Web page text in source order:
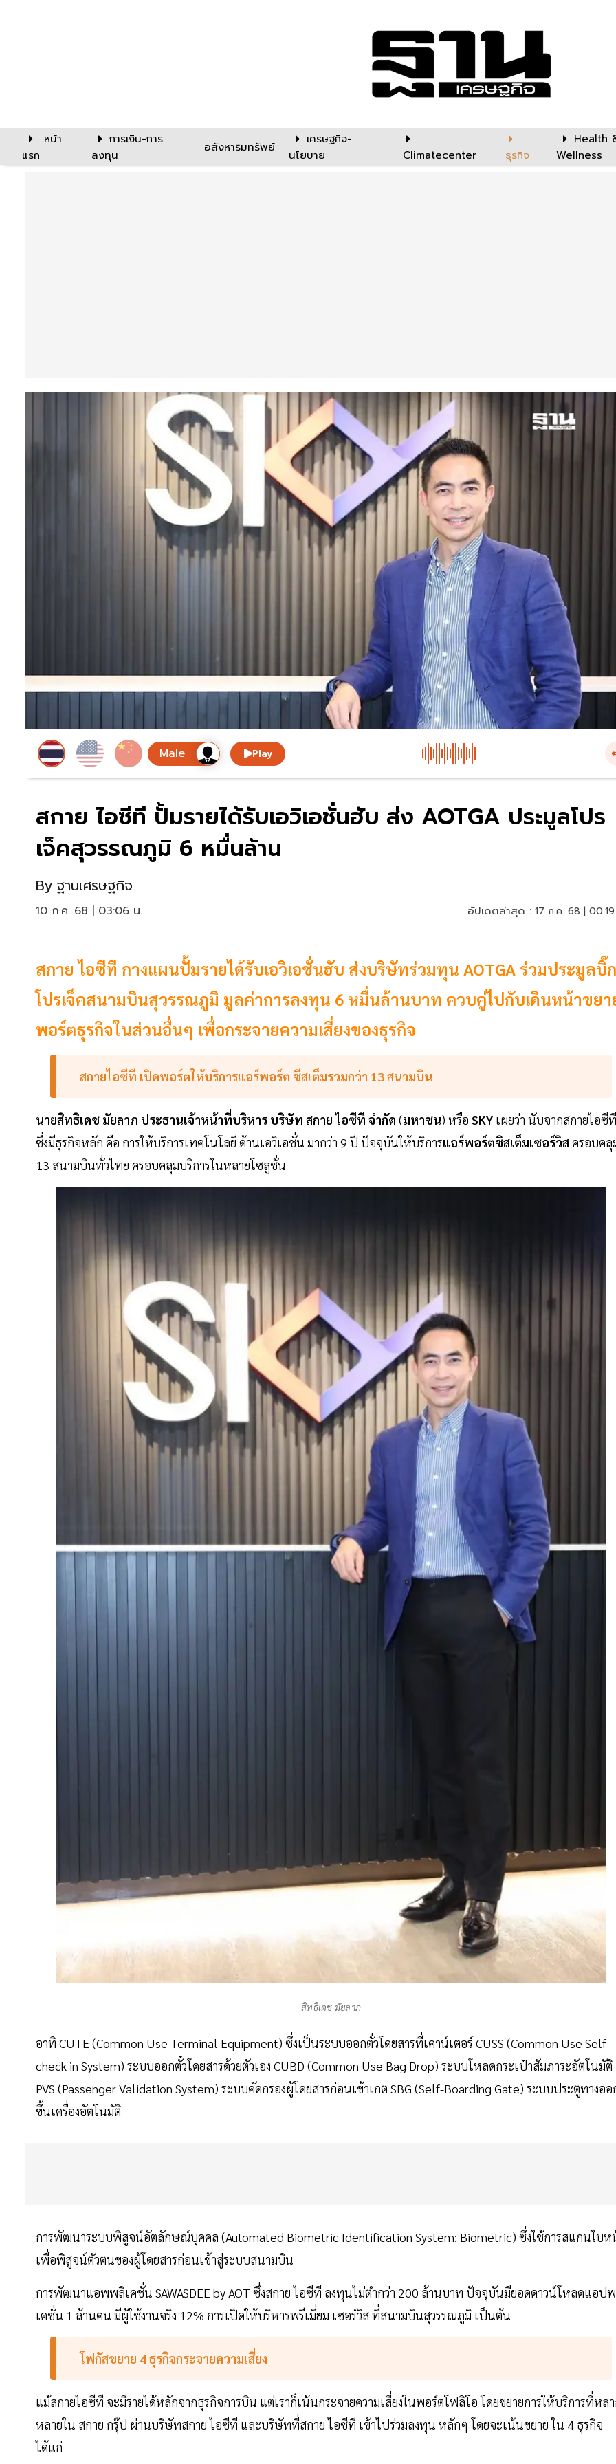
หน้า
แรก
การเงิน-การ
ลงทุน
อสังหาริมทรัพย์
เศรษฐกิจ-
นโยบาย
Climatecenter ธุรกิจ
Health
Wellness
Play
สกาย ไอซีที ปั้มรายได้รับเอวิเอชั่นฮับ ส่ง AOTGA ประมูลโปร
เจ็คสุวรรณภูมิ 6 หมื่นล้าน
By ฐานเศรษฐกิจ
10 ก.ค. 68 | 03:06 น. อัปเดตล่าสุด : 17 ก.ค. 68 |
สกาย ไอซีที กางแผนปั้มรายได้รับเอวิเอชั่นฮับ ส่งบริษัทร่วมทุน AOTGA ร่วมประมูลบิ๊ก
โปรเจ็คสนามบินสุวรรณภูมิ มูลค่าการลงทุน 6 หมื่นล้านบาท ควบคู่ไปกับเดินหน้าขยา
พอร์ตธุรกิจในส่วนอื่นๆ เพื่อกระจายความเสี่ยงของธุรกิจ
สกายไอซีที เปิดพอร์ตให้บริการแอร์พอร์ต ซีสเต็มรวมกว่า 13 สนามบิน
นายสิทธิเดช มัยลาภ ประธานเจ้าหน้าที่บริหาร บริษัท สกาย ไอซีที จำกัด (มหาชน) หรือ SKY เผยว่า นับจากสกายไอซีที
ซึ่งมีธุรกิจหลัก คือ การให้บริการเทคโนโลยี ด้านเอวิเอชั่น มากว่า 9 ปี ปัจจุบันให้บริการแอร์พอร์ตซิสเต็มเซอร์วิสครอบคลุ
13 สนามบินทั่วไทย ครอบคลุมบริการในหลายโซลูชั่น
สิทธิเดช มัยลาภ
อาทิ CUTE (Common Use Terminal Equipment) ซึ่งเป็นระบบออกตั๋วโดยสารที่เคาน์เตอร์ CUSS (Common Use Self-
check in System) ระบบออกตั๋วโดยสารด้วยตัวเอง CUBD (Common Use Bag Drop) ระบบโหลดกระเป๋าสัมภาระอัตโนมัติ
PVS (Passenger Validation System) ระบบคัดกรองผู้โดยสารก่อนเข้าเกต SBG (Self-Boarding Gate) ระบบประตูทางออ
ขึ้นเครื่องอัตโนมัติ
การพัฒนาระบบพิสูจน์อัตลักษณ์บุคคล (Automated Biometric Identification System: Biometric) ซึ่งใช้การสแกนใบห
เพื่อพิสูจน์ตัวตนของผู้โดยสารก่อนเข้าสู่ระบบสนามบิน
การพัฒนาแอพพลิเคชั่น SAWASDEE by AOT ซึ่งสกาย ไอซีที ลงทุนไม่ต่ำกว่า 200 ล้านบาท ปัจจุบันมียอดดาวน์โหลดแอป
เคชั่น 1 ล้านคน มีผู้ใช้งานจริง 12% การเปิดให้บริหารพรีเมี่ยม เซอร์วิส ที่สนามบินสุวรรณภูมิ เป็นต้น
โฟกัสขยาย 4 ธุรกิจกระจายความเสี่ยง
แม้สกายไอซีที จะมีรายได้หลักจากธุรกิจการบิน แต่เราก็เน้นกระจายความเสี่ยงในพอร์ตโฟลิโอ โดยขยายการให้บริการที่หล
หลายใน สกาย กรุ๊ป ผ่านบริษัทสกาย ไอซีที และบริษัทที่สกาย ไอซีที เข้าไปร่วมลงทุน หลักๆ โดยจะเน้นขยาย ใน 4 ธุรกิจ
ได้แก่